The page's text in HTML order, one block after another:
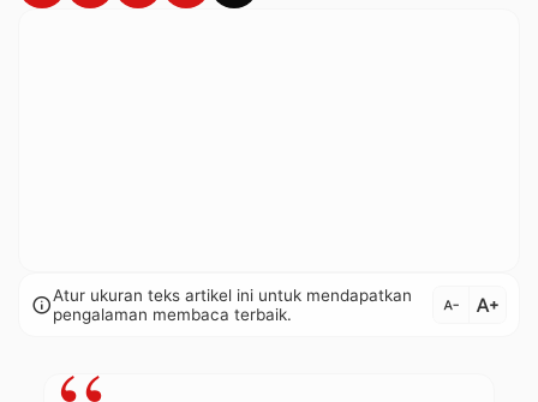
infoAtur ukuran teks artikel ini untuk mendapatkan
pengalaman membaca terbaik.
text_decrease text_increase